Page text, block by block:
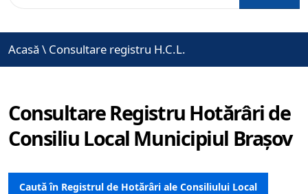
Acasă \ Consultare registru H.C.L.
Consultare Registru Hotărâri de
Consiliu Local Municipiul Brașov
Caută în Registrul de Hotărâri ale Consiliului Local